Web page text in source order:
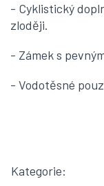
- Cyklistický
zloději.
- Zámek s
- Vodotěsné
Kategorie: